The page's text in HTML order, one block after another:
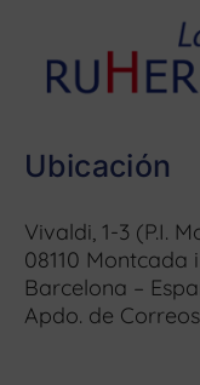
Ubicación
Vivaldi, 1-3 (P.I.
08110 Montcada
Barcelona –
Apdo. de